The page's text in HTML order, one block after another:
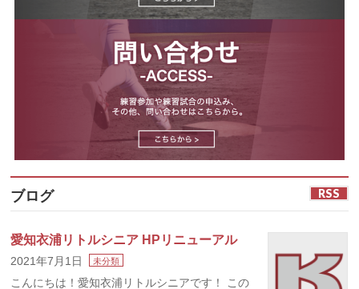
ブログ RSS
愛知衣浦リトルシニア HPリニューアル
2021年7月1日 未分類
こんにちは！愛知衣浦リトルシニアです！ この